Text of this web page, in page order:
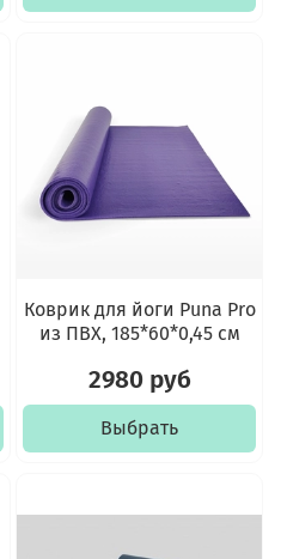
Коврик для йоги Puna Pro
из ПВХ, 185*60*0,45 см
2980 руб
Выбрать